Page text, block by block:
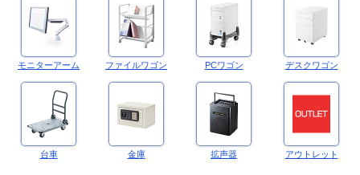
モニターアーム ファイルワゴン PCワゴン デスクワゴン
台車 金庫 拡声器 アウトレット